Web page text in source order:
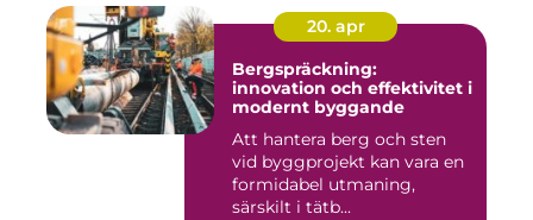
20. apr
Bergspräckning:
innovation och effektivitet i
modernt byggande
Att hantera berg och sten
vid byggprojekt kan vara en
formidabel utmaning,
särskilt i tätb...